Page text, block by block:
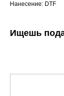
Нанесение: DTF
Ищешь